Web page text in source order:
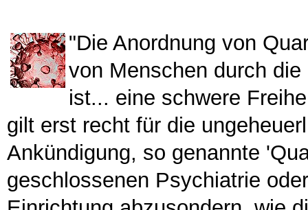
"Die Anordnung von
von Menschen durch
ist... eine schwere
gilt erst recht für die
Ankündigung, so genannte
geschlossenen Psychiatrie